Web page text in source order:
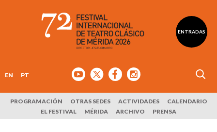
ENTRADAS
EN PT
PROGRAMACIÓN OTRAS SEDES ACTIVIDADES
CALENDARIO
EL FESTIVAL
MÉRIDA ARCHIVO PRENSA